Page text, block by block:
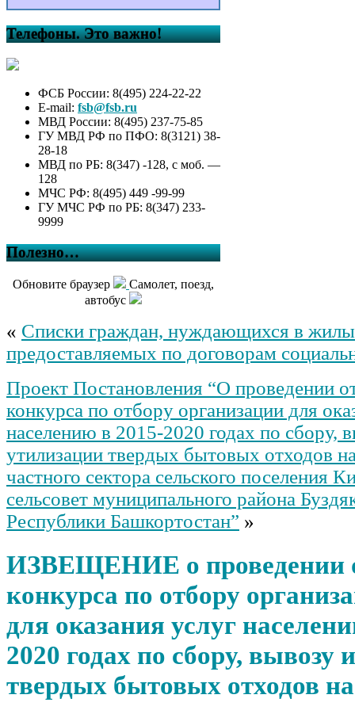
Башкортостан, в
информационно-
телекоммуникационной сети
сельского поселения
Килимовский сельсовет
муниципального района
Буздякский район и
предоставления этих
сведений для опубликования
средствам массовой
информации в порядке,
определяемом
муниципальными правовыми
актами, принятыми в
соответствии с
нормативными правовыми
Федерации»»
Решение “О внесении
сельского поселения
Килимовский сельсовет
муниципального района
Башкортостан от 12.09.2022 №
143 «Об утверждении
Положения о муниципальном
контроле в сфере
благоустройства на
территории сельского
Постановление “Об отмене
постановления
Администрации сельского
поселения Килимовский
2017 года «Об утверждении
Административных
регламентов предоставления
муниципальной услуги “
Постановление “Об
утверждении муниципальной
поселения Килимовский
сельсовет муниципального
района Буздякский район
Республики Башкортостан
Телефоны. Это важно!
ФСБ России: 8(495) 224-22-22
E-mail: fsb@fsb.ru
МВД России: 8(495) 237-75-85
ГУ МВД РФ по ПФО: 8(3121) 38-
28-18
МВД по РБ: 8(347) -128, с моб. —
128
МЧС РФ: 8(495) 449 -99-99
ГУ МЧС РФ по РБ: 8(347) 233-
9999
Полезно…
Обновите браузер
Самолет, поезд,
автобус
« Списки граждан, нуждающихся в
предоставляемых по договорам
Проект Постановления “О проведении
конкурса по отбору организации для
населению в 2015-2020 годах по сбору,
утилизации твердых бытовых отходов
частного сектора сельского поселения
сельсовет муниципального района
Республики Башкортостан” »
ИЗВЕЩЕНИЕ о проведении
конкурса по отбору
для оказания услуг
2020 годах по сбору, вывозу
твердых бытовых отходов